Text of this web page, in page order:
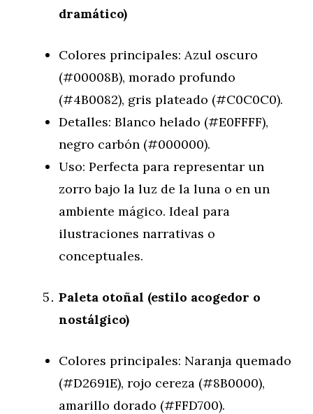
dramático)
Colores principales: Azul oscuro
(#00008B), morado profundo
(#4B0082), gris plateado (#C0C0C0).
Detalles: Blanco helado (#E0FFFF),
negro carbón (#000000).
Uso: Perfecta para representar un
zorro bajo la luz de la luna o en un
ambiente mágico. Ideal para
ilustraciones narrativas o
conceptuales.
Paleta otoñal (estilo acogedor o
nostálgico)
Colores principales: Naranja quemado
(#D2691E), rojo cereza (#8B0000),
amarillo dorado (#FFD700).